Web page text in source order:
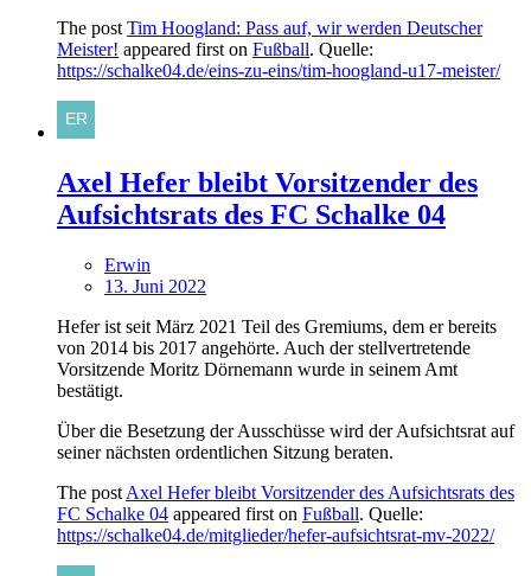
The post Tim Hoogland: Pass auf, wir werden Deutscher
Meister! appeared first on Fußball. Quelle:
https://schalke04.de/eins-zu-eins/tim-hoogland-u17-meister/
Axel Hefer bleibt Vorsitzender des
Aufsichtsrats des FC Schalke 04
Erwin
13. Juni 2022
Hefer ist seit März 2021 Teil des Gremiums, dem er bereits
von 2014 bis 2017 angehörte. Auch der stellvertretende
Vorsitzende Moritz Dörnemann wurde in seinem Amt
bestätigt.
Über die Besetzung der Ausschüsse wird der Aufsichtsrat auf
seiner nächsten ordentlichen Sitzung beraten.
The post Axel Hefer bleibt Vorsitzender des Aufsichtsrats des
FC Schalke 04 appeared first on Fußball. Quelle:
https://schalke04.de/mitglieder/hefer-aufsichtsrat-mv-2022/